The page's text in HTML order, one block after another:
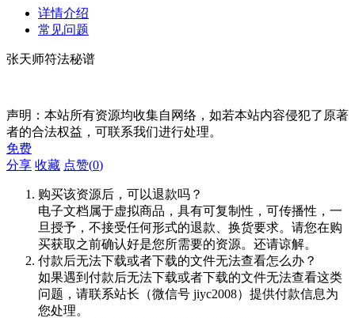
详情介绍
常见问题
张天师符法秘谱
声明：本站所有资源均收集自网络，如若本站内容侵犯了原著
者的合法权益，可联系我们进行处理。
免费
分享 收藏 点赞(0)
购买该资源后，可以退款吗？
电子文档属于虚拟商品，具有可复制性，可传播性，一
旦授予，不接受任何形式的退款、换货要求。请您在购
买获取之前确认好是您所需要的资源。还请谅解。
付款后无法下载或者下载的文件无法查看怎么办？
如果遇到付款后无法下载或者下载的文件无法查看这类
问题，请联系站长（微信号 jiyc2008）提供付款信息为
您处理。